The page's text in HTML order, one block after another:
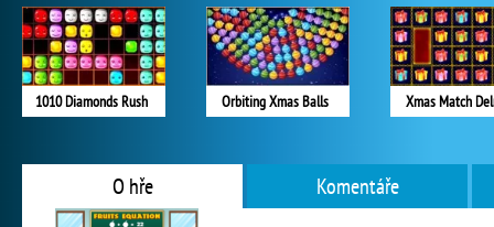
1010 Diamonds Rush Orbiting Xmas Balls Xmas Match
O hře Komentáře